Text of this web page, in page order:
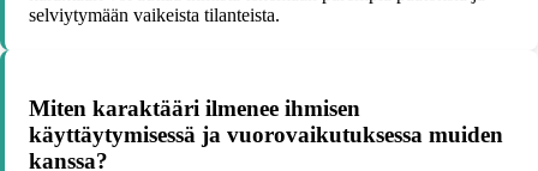
selviytymään vaikeista tilanteista.
Miten karaktääri ilmenee ihmisen
käyttäytymisessä ja vuorovaikutuksessa muiden
kanssa?